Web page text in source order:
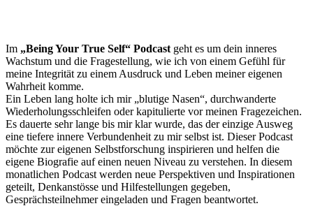
Im „Being Your True Self“ Podcast geht es um dein inneres
Wachstum und die Fragestellung, wie ich von einem Gefühl für
meine Integrität zu einem Ausdruck und Leben meiner eigenen
Wahrheit komme.
Ein Leben lang holte ich mir „blutige Nasen“, durchwanderte
Wiederholungsschleifen oder kapitulierte vor meinen Fragezeichen.
Es dauerte sehr lange bis mir klar wurde, das der einzige Ausweg
eine tiefere innere Verbundenheit zu mir selbst ist. Dieser Podcast
möchte zur eigenen Selbstforschung inspirieren und helfen die
eigene Biografie auf einen neuen Niveau zu verstehen. In diesem
monatlichen Podcast werden neue Perspektiven und Inspirationen
geteilt, Denkanstösse und Hilfestellungen gegeben,
Gesprächsteilnehmer eingeladen und Fragen beantwortet.